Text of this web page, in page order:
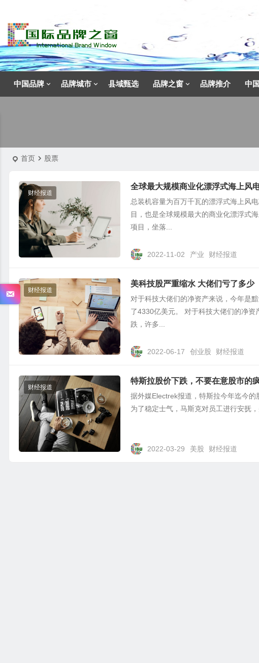
中国品牌 品牌城市 县域甄选 品牌之窗 品牌推介 中
首页 股票
财经报道
全球最大规模商业化漂浮式海上风
总装机容量为百万千瓦的漂浮式海上风
目，也是全球规模最大的商业化漂浮式
项目，坐落...
2022-11-02 产业 财经报道
财经报道
美科技股严重缩水 大佬们亏了多少
对于科技大佬们的净资产来说，今年是
了4330亿美元。 对于科技大佬们的净
跌，许多...
2022-06-17 创业股 财经报道
财经报道
特斯拉股价下跌，不要在意股市的
据外媒Electrek报道，特斯拉今年迄今的
为了稳定士气，马斯克对员工进行安抚
2022-03-29 美股 财经报道